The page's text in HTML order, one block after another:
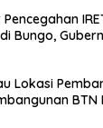
Bungo,
Lokasi
BTN